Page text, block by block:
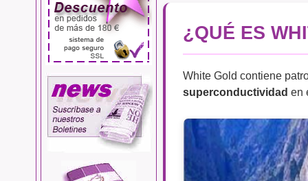
¿QUÉ ES
White Gold contiene
superconductividad en